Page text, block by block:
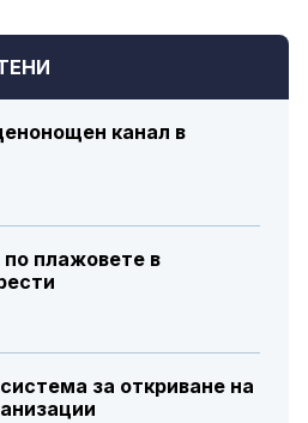
канал в
по плажовете в
за откриване на